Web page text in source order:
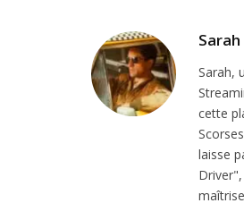
Sarah
Sarah,
cette
laisse